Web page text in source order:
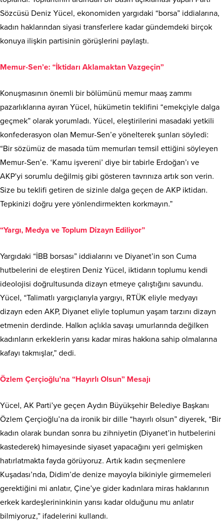
Sözcüsü Deniz Yücel, ekonomiden yargıdaki “borsa” iddialarına,
kadın haklarından siyasi transferlere kadar gündemdeki birçok
konuya ilişkin partisinin görüşlerini paylaştı.
Memur-Sen’e: “İktidarı Aklamaktan Vazgeçin”
Konuşmasının önemli bir bölümünü memur maaş zammı
pazarlıklarına ayıran Yücel, hükümetin teklifini “emekçiyle dalga
geçmek” olarak yorumladı. Yücel, eleştirilerini masadaki yetkili
konfederasyon olan Memur-Sen’e yönelterek şunları söyledi:
“Bir sözümüz de masada tüm memurları temsil ettiğini söyleyen
Memur-Sen’e. ‘Kamu işvereni’ diye bir tabirle Erdoğan’ı ve
AKP’yi sorumlu değilmiş gibi gösteren tavrınıza artık son verin.
Size bu teklifi getiren de sizinle dalga geçen de AKP iktidarı.
Tepkinizi doğru yere yönlendirmekten korkmayın.”
“Yargı, Medya ve Toplum Dizayn Ediliyor”
Yargıdaki “İBB borsası” iddialarını ve Diyanet’in son Cuma
hutbelerini de eleştiren Deniz Yücel, iktidarın toplumu kendi
ideolojisi doğrultusunda dizayn etmeye çalıştığını savundu.
Yücel, “Talimatlı yargıçlarıyla yargıyı, RTÜK eliyle medyayı
dizayn eden AKP, Diyanet eliyle toplumun yaşam tarzını dizayn
etmenin derdinde. Halkın açlıkla savaşı umurlarında değilken
kadınların erkeklerin yarısı kadar miras hakkına sahip olmalarına
kafayı takmışlar,” dedi.
Özlem Çerçioğlu’na “Hayırlı Olsun” Mesajı
Yücel, AK Parti’ye geçen Aydın Büyükşehir Belediye Başkanı
Özlem Çerçioğlu’na da ironik bir dille “hayırlı olsun” diyerek, “Bir
kadın olarak bundan sonra bu zihniyetin (Diyanet’in hutbelerini
kastederek) himayesinde siyaset yapacağını yeri gelmişken
hatırlatmakta fayda görüyoruz. Artık kadın seçmenlere
Kuşadası’nda, Didim’de denize mayoyla bikiniyle girmemeleri
gerektiğini mi anlatır, Çine’ye gider kadınlara miras haklarının
erkek kardeşlerininkinin yarısı kadar olduğunu mu anlatır
bilmiyoruz,” ifadelerini kullandı.